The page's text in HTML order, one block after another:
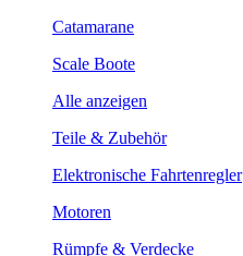
Catamarane
Scale Boote
Alle anzeigen
Teile & Zubehör
Elektronische Fahrtenregler
Motoren
Rümpfe & Verdecke